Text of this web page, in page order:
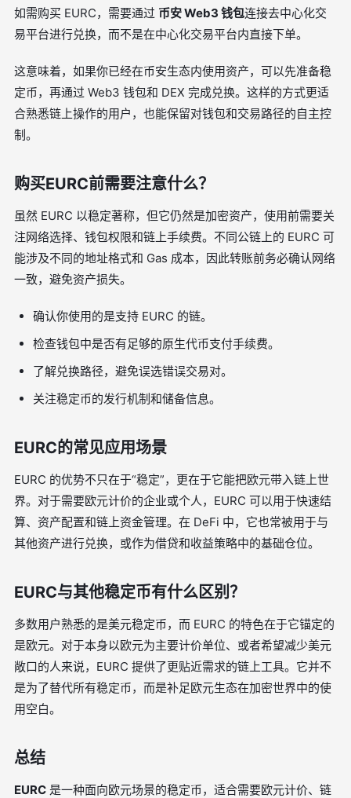
如需购买 EURC，需要通过 币安 Web3 钱包连接去中心化交
易平台进行兑换，而不是在中心化交易平台内直接下单。
这意味着，如果你已经在币安生态内使用资产，可以先准备稳
定币，再通过 Web3 钱包和 DEX 完成兑换。这样的方式更适
合熟悉链上操作的用户，也能保留对钱包和交易路径的自主控
制。
购买EURC前需要注意什么？
虽然 EURC 以稳定著称，但它仍然是加密资产，使用前需要关
注网络选择、钱包权限和链上手续费。不同公链上的 EURC 可
能涉及不同的地址格式和 Gas 成本，因此转账前务必确认网络
一致，避免资产损失。
确认你使用的是支持 EURC 的链。
检查钱包中是否有足够的原生代币支付手续费。
了解兑换路径，避免误选错误交易对。
关注稳定币的发行机制和储备信息。
EURC的常见应用场景
EURC 的优势不只在于“稳定”，更在于它能把欧元带入链上世
界。对于需要欧元计价的企业或个人，EURC 可以用于快速结
算、资产配置和链上资金管理。在 DeFi 中，它也常被用于与
其他资产进行兑换，或作为借贷和收益策略中的基础仓位。
EURC与其他稳定币有什么区别？
多数用户熟悉的是美元稳定币，而 EURC 的特色在于它锚定的
是欧元。对于本身以欧元为主要计价单位、或者希望减少美元
敞口的人来说，EURC 提供了更贴近需求的链上工具。它并不
是为了替代所有稳定币，而是补足欧元生态在加密世界中的使
用空白。
总结
EURC 是一种面向欧元场景的稳定币，适合需要欧元计价、链